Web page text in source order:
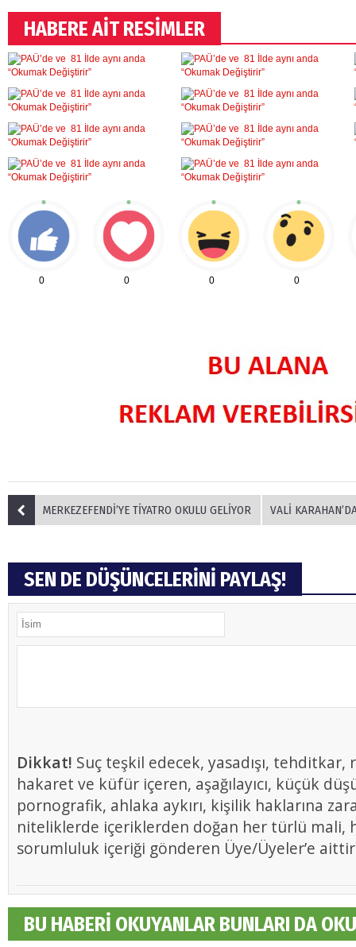
HABERE AİT RESİMLER
0 0 0 0
MERKEZEFENDİ’YE TİYATRO OKULU GELİYOR VALİ
SEN DE DÜŞÜNCELERİNİ PAYLAŞ!
Dikkat! Suç teşkil edecek, yasadışı, tehditkar,
hakaret ve küfür içeren, aşağılayıcı, küçük
pornografik, ahlaka aykırı, kişilik haklarına
niteliklerde içeriklerden doğan her türlü mali,
sorumluluk içeriği gönderen Üye/Üyeler’e
BU HABERİ OKUYANLAR BUNLARI DA